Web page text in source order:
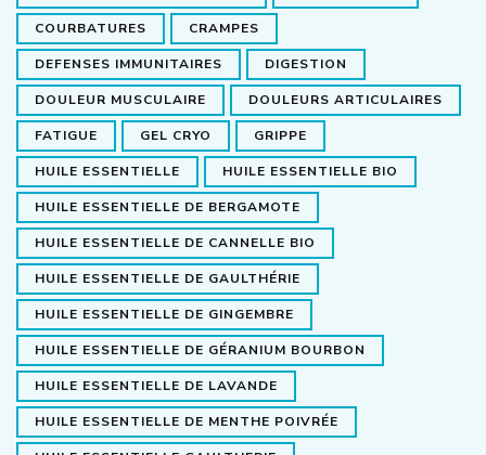
COURBATURES CRAMPES
DEFENSES IMMUNITAIRES DIGESTION
DOULEUR MUSCULAIRE DOULEURS ARTICULAIRES
FATIGUE GEL CRYO GRIPPE
HUILE ESSENTIELLE HUILE ESSENTIELLE BIO
HUILE ESSENTIELLE DE BERGAMOTE
HUILE ESSENTIELLE DE CANNELLE BIO
HUILE ESSENTIELLE DE GAULTHÉRIE
HUILE ESSENTIELLE DE GINGEMBRE
HUILE ESSENTIELLE DE GÉRANIUM BOURBON
HUILE ESSENTIELLE DE LAVANDE
HUILE ESSENTIELLE DE MENTHE POIVRÉE